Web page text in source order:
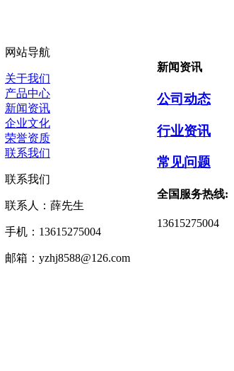
新闻资讯
公司动态
行业资讯
常见问题
全国服务热线:
13615275004
网站导航
关于我们
产品中心
新闻资讯
企业文化
荣誉资质
联系我们
联系我们
联系人：薛先生
手机：13615275004
邮箱：yzhj8588@126.com